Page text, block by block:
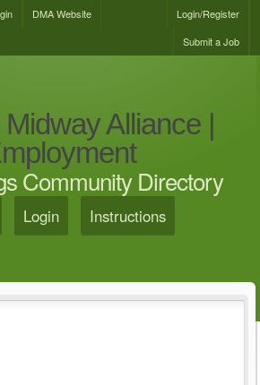
DMA Website
Login/Register
Submit a Job
Alliance |
Community Directory
Login Instructions